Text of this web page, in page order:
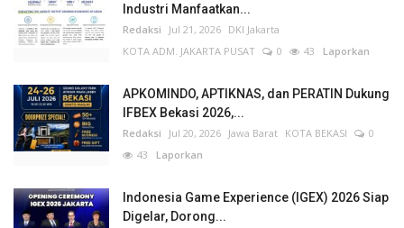
Industri Manfaatkan...
Redaksi Jul 21, 2026 DKI Jakarta
KOTA ADM. JAKARTA PUSAT
0 43 Laporkan
APKOMINDO, APTIKNAS, dan PERATIN Dukung
IFBEX Bekasi 2026,...
Redaksi Jul 20, 2026 Jawa Barat KOTA BEKASI
0
43 Laporkan
Indonesia Game Experience (IGEX) 2026 Siap
Digelar, Dorong...